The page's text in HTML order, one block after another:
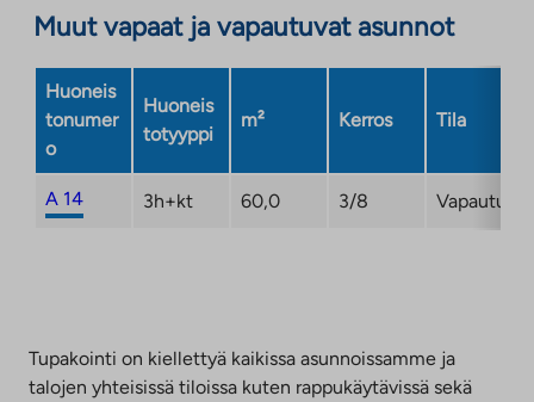
Muut vapaat ja vapautuvat asunnot
Huoneis
tonumer
o
Huoneis
totyyppi
m² Kerros Tila
A 14 3h+kt 60,0 3/8
Tupakointi on kiellettyä kaikissa asunnoissamme ja
talojen yhteisissä tiloissa kuten rappukäytävissä sekä